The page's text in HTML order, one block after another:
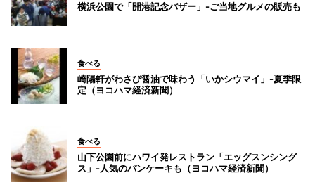
横浜公園で「開港記念バザー」-ご当地グルメの販売も
食べる
崎陽軒がわさび醤油で味わう「いかシウマイ」-夏季限
定（ヨコハマ経済新聞）
食べる
山下公園前にハワイ発レストラン「エッグスンシング
ス」-人気のパンケーキも（ヨコハマ経済新聞）